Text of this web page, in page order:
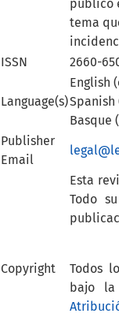
público
tema
ISSN
2660-
Language(s)
English
Spanish
Basque
Publisher
Email
Copyright
Esta
Todo
Todos
bajo la